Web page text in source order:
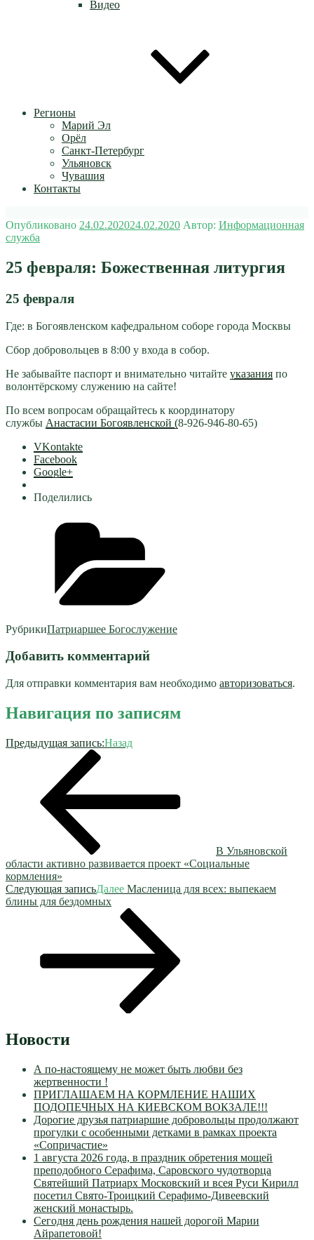
Видео
Регионы
Марий Эл
Орёл
Санкт-Петербург
Ульяновск
Чувашия
Контакты
Опубликовано 24.02.202024.02.2020 Автор: Информационная
служба
25 февраля: Божественная литургия
25 февраля
Где: в Богоявленском кафедральном соборе города Москвы
Сбор добровольцев в 8:00 у входа в собор.
Не забывайте паспорт и внимательно читайте указания по
волонтёрскому служению на сайте!
По всем вопросам обращайтесь к координатору
службы Анастасии Богоявленской (8-926-946-80-65)
VKontakte
Facebook
Google+
Поделились
РубрикиПатриаршее Богослужение
Добавить комментарий
Для отправки комментария вам необходимо авторизоваться.
Навигация по записям
Предыдущая запись:Назад
В Ульяновской
области активно развивается проект «Социальные
кормления»
Следующая записьДалее Масленица для всех: выпекаем
блины для бездомных
Новости
А по-настоящему не может быть любви без
жертвенности !
ПРИГЛАШАЕМ НА КОРМЛЕНИЕ НАШИХ
ПОДОПЕЧНЫХ НА КИЕВСКОМ ВОКЗАЛЕ!!!
Дорогие друзья патриаршие добровольцы продолжают
прогулки с особенными детками в рамках проекта
«Сопричастие»
1 августа 2026 года, в праздник обретения мощей
преподобного Серафима, Саровского чудотворца
Святейший Патриарх Московский и всея Руси Кирилл
посетил Свято-Троицкий Серафимо-Дивеевский
женский монастырь.
Сегодня день рождения нашей дорогой Марии
Айрапетовой!